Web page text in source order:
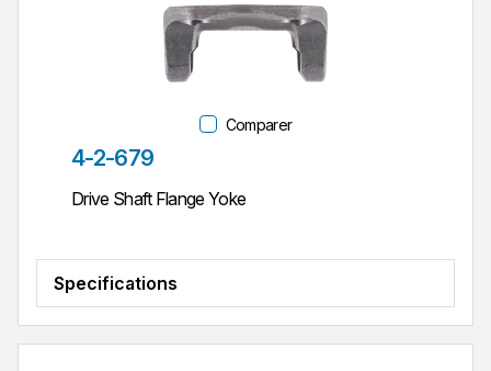
Comparer
Réf. pièce
4-2-679
Drive Shaft Flange Yoke
Specifications